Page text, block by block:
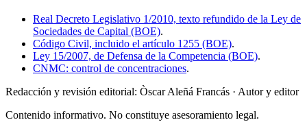
Real Decreto Legislativo 1/2010, texto refundido de la Ley de
Sociedades de Capital (BOE).
Código Civil, incluido el artículo 1255 (BOE).
Ley 15/2007, de Defensa de la Competencia (BOE).
CNMC: control de concentraciones.
Redacción y revisión editorial: Òscar Aleñá Francás · Autor y editor
Contenido informativo. No constituye asesoramiento legal.